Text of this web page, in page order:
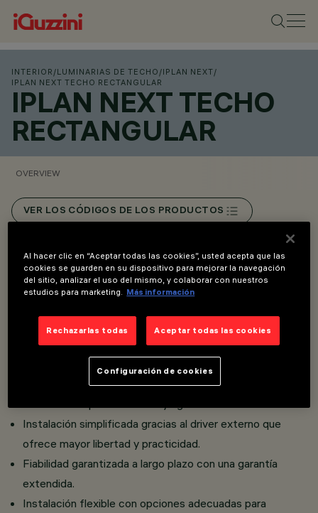
INTERIOR /LUMINARIAS DE TECHO /IPLAN NEXT/
IPLAN NEXT TECHO RECTANGULAR
IPLAN NEXT TECHO
RECTANGULAR
OVERVIEW
VER LOS CÓDIGOS DE LOS PRODUCTOS
Overview
consumo y optimizar el rendimiento.
Confort visual garantizado con un control del
deslumbramiento diseñado para entornos profesionales.
Uniformidad cromática impecable para una reproducción
Instalación simplificada gracias al driver externo que
ofrece mayor libertad y practicidad.
Fiabilidad garantizada a largo plazo con una garantía
extendida.
Instalación flexible con opciones adecuadas para
Al hacer clic en “Aceptar todas las cookies”, usted acepta que las
cookies se guarden en su dispositivo para mejorar la navegación
del sitio, analizar el uso del mismo, y colaborar con nuestros
estudios para marketing. Más información
Rechazarlas todas Aceptar todas las cookies
Configuración de cookies